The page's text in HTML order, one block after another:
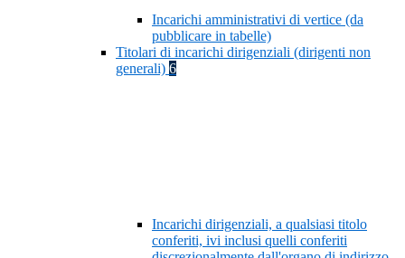
Incarichi amministrativi di vertice (da
pubblicare in tabelle)
Titolari di incarichi dirigenziali (dirigenti non
generali) 6
Incarichi dirigenziali, a qualsiasi titolo
conferiti, ivi inclusi quelli conferiti